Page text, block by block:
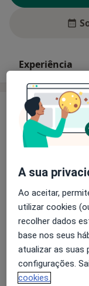
Experiência
Experiência
Olá, sou a Dra.
Desde cedo
exclusiva nos
sentir tão
Através do meu
natural e elevar
ajudando-os a
tornarem-se
melhorando a
maisSobre mim
Principais
Assimetria
Alopecia
A sua
Ao aceitar,
utilizar cookies
recolher dados
base nos seus
atualizar as suas
configurações.
cookies.